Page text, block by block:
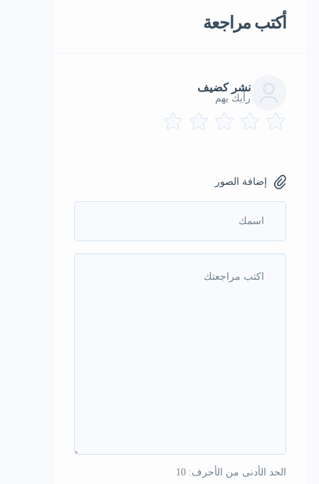
أكتب مراجعة
نشر كضيف
رأيك يهم
إضافة الصور
الحد الأدنى من الأحرف: 10